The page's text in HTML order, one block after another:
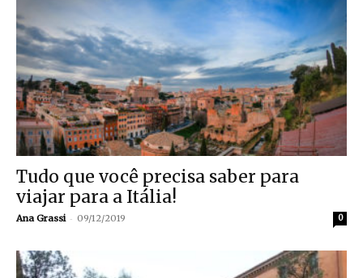
Tudo que você precisa saber para
viajar para a Itália!
Ana Grassi - 09/12/2019 0